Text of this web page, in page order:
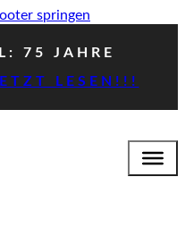
springen
75 JAHRE
LESEN!!!